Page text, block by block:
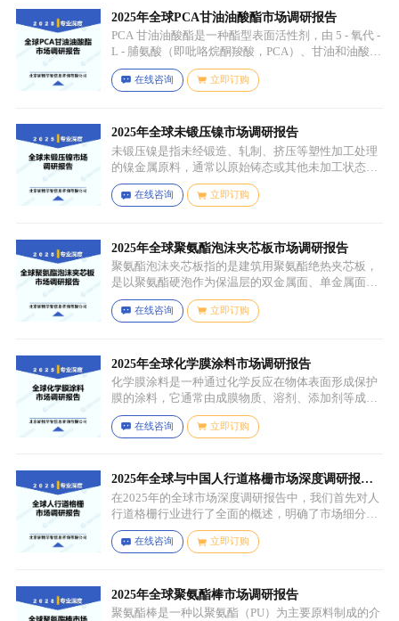
2025年全球PCA甘油油酸酯市场调研报告
PCA 甘油油酸酯是一种酯型表面活性剂，由 5 - 氧代 -
L - 脯氨酸（即吡咯烷酮羧酸，PCA）、甘油和油酸通
过化学反应生成，化学名称为 5 - 氧代 - L - 脯氨酸 2 -
羟基 - 3-(油酰氧基) 丙酯，分子式为 C26H45NO6，分
先进行皂化反应得到脂肪酸盐，再经过酸化、酯化等
一系列反应，将甘油与油酸结合，并引入 PCA 基团，
从而得到 PCA 甘油油酸酯。
在线咨询 立即订购
2025年全球未锻压镍市场调研报告
未锻压镍是指未经锻造、轧制、挤压等塑性加工处理
的镍金属原料，通常以原始铸态或其他未加工状态存
在，一般为块状、锭状、粒状或其他铸造成型的原始
形态，表面可能保留铸造过程中形成的粗糙纹理或缺
力学性能，质地较脆且强度较低。
在线咨询 立即订购
2025年全球聚氨酯泡沫夹芯板市场调研报告
聚氨酯泡沫夹芯板指的是建筑用聚氨酯绝热夹芯板，
是以聚氨酯硬泡作为保温层的双金属面、单金属面或
非金属面复合板材。
在线咨询 立即订购
2025年全球化学膜涂料市场调研报告
化学膜涂料是一种通过化学反应在物体表面形成保护
膜的涂料，它通常由成膜物质、溶剂、添加剂等成分
组成。成膜物质是涂料的主要成分，它在施工后通过
化学反应（如聚合反应、交联反应等）形成连续的、
可改善涂料的性能，如提高附着力、耐候性、耐腐蚀
性等。
在线咨询 立即订购
2025年全球与中国人行道格栅市场深度调研报
告：行业趋势与投资前景分析
在2025年的全球市场深度调研报告中，我们首先对人
行道格栅行业进行了全面的概述，明确了市场细分与
应用场景。通过对细分产品的定义与特点进行深入分
析，我们揭示了关键应用场景及其客群洞察。
在线咨询 立即订购
2025年全球聚氨酯棒市场调研报告
聚氨酯棒是一种以聚氨酯（PU）为主要原料制成的介